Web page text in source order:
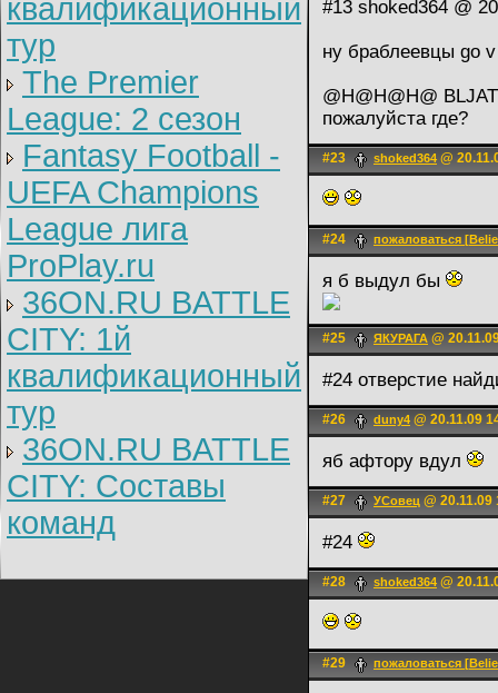
квалификационный
тур
The Premier
League: 2 cезон
Fantasy Football -
UEFA Champions
League лига
ProPlay.ru
36ON.RU BATTLE
CITY: 1й
квалификационный
тур
36ON.RU BATTLE
CITY: Составы
команд
#13 shoked364 @
ну браблеевцы go
@H@H@H@
пожалуйста где?
#23 shoked364 @
#24 пожаловаться
я б выдул бы
#25 ЯКУРАГА @
#24 отверстие
#26 duny4 @ 20.11.09
яб афтору вдул
#27 УСовец @ 20.11.09
#24
#28 shoked364 @
#29 пожаловаться